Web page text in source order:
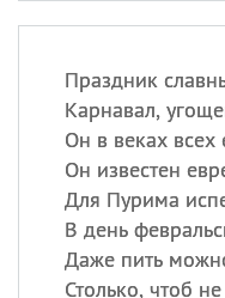
Праздник
Карнавал,
Он в веках всех
Он известен
Для Пурима
В день
Даже пить
Столько, чтоб